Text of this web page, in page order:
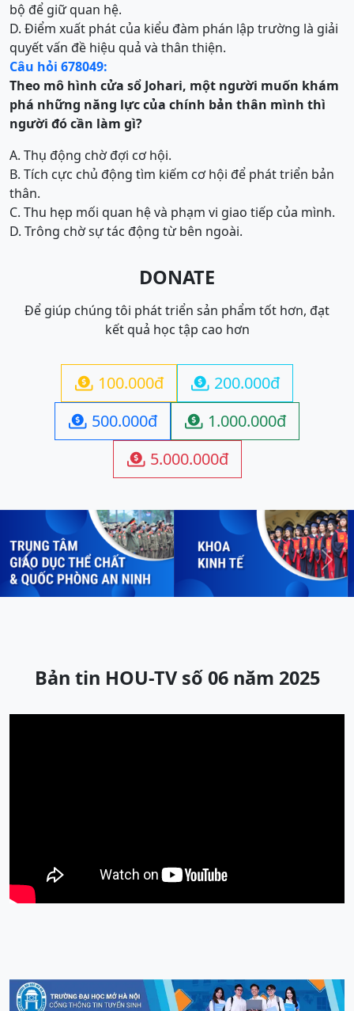
bộ để giữ quan hệ.
D. Điểm xuất phát của kiểu đàm phán lập trường là giải
quyết vấn đề hiệu quả và thân thiện.
Câu hỏi 678049:
Theo mô hình cửa sổ Johari, một người muốn khám
phá những năng lực của chính bản thân mình thì
người đó cần làm gì?
A. Thụ động chờ đợi cơ hội.
B. Tích cực chủ động tìm kiếm cơ hội để phát triển bản
thân.
C. Thu hẹp mối quan hệ và phạm vi giao tiếp của mình.
D. Trông chờ sự tác động từ bên ngoài.
DONATE
Để giúp chúng tôi phát triển sản phẩm tốt hơn, đạt
kết quả học tập cao hơn
 100.000đ  200.000đ
 500.000đ  1.000.000đ
 5.000.000đ
Previous Next
Bản tin HOU-TV số 06 năm 2025